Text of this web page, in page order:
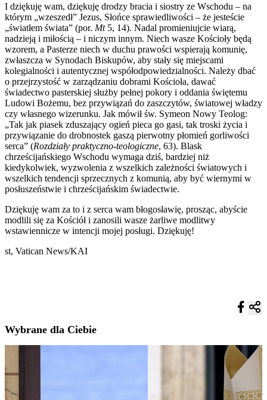
I dziękuję wam, dziękuję drodzy bracia i siostry ze Wschodu – na
którym „wzeszedł” Jezus, Słońce sprawiedliwości – że jesteście
„światłem świata” (por. Mt5, 14). Nadal promieniujcie wiarą,
nadzieją i miłością – i niczym innym. Niech wasze Kościoły będą
wzorem, a Pasterze niech w duchu prawości wspierają komunię,
zwłaszcza w Synodach Biskupów, aby stały się miejscami
kolegialności i autentycznej współodpowiedzialności. Należy dbać
o przejrzystość w zarządzaniu dobrami Kościoła, dawać
świadectwo pasterskiej służby pełnej pokory i oddania świętemu
Ludowi Bożemu, bez przywiązań do zaszczytów, światowej władzy
czy własnego wizerunku. Jak mówił św. Symeon Nowy Teolog:
„Tak jak piasek zduszający ogień pieca go gasi, tak troski życia i
przywiązanie do drobnostek gaszą pierwotny płomień gorliwości
serca” (Rozdziały praktyczno‑teologiczne, 63). Blask
chrześcijańskiego Wschodu wymaga dziś, bardziej niż
kiedykolwiek, wyzwolenia z wszelkich zależności światowych i
wszelkich tendencji sprzecznych z komunią, aby być wiernymi w
posłuszeństwie i chrześcijańskim świadectwie.
Dziękuję wam za to i z serca wam błogosławię, prosząc, abyście
modlili się za Kościół i zanosili wasze żarliwe modlitwy
wstawiennicze w intencji mojej posługi. Dziękuję!
st, Vatican News/KAI
Wybrane dla Ciebie